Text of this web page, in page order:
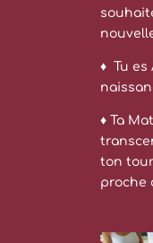
♦ Tu es
♦ Ta
ton
proche